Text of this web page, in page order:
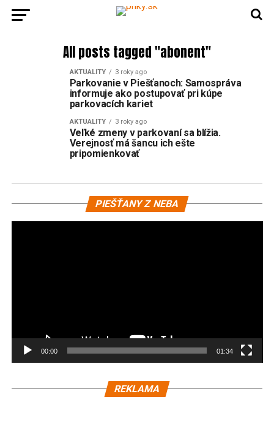
All posts tagged "abonent"
AKTUALITY 3 roky ago
Parkovanie v Piešťanoch: Samospráva
informuje ako postupovať pri kúpe
parkovacích kariet
AKTUALITY 3 roky ago
Veľké zmeny v parkovaní sa blížia.
Verejnosť má šancu ich ešte
pripomienkovať
PIEŠŤANY Z NEBA
00:00 01:34
REKLAMA